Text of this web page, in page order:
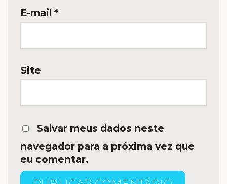
E-mail *
Site
Salvar meus dados neste
navegador para a próxima vez que
eu comentar.